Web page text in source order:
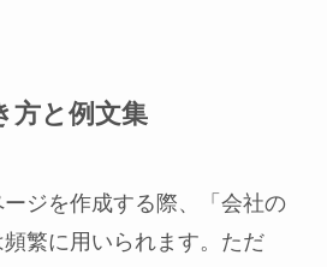
方と例文集
ジを作成する際、「会社の
繁に用いられます。ただ